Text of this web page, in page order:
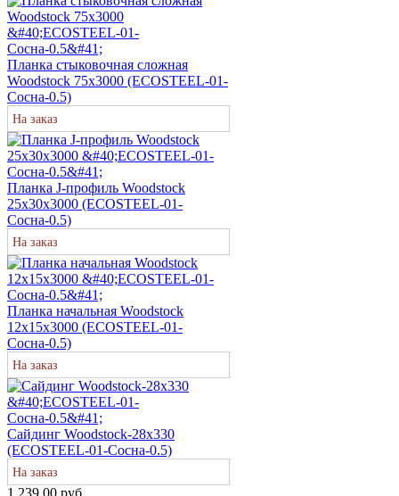
Планка стыковочная сложная
Woodstock 75х3000 (ECOSTEEL-01-
Сосна-0.5)
На заказ
Планка J-профиль Woodstock
25х30х3000 (ECOSTEEL-01-
Сосна-0.5)
На заказ
Планка начальная Woodstock
12х15х3000 (ECOSTEEL-01-
Сосна-0.5)
На заказ
Сайдинг Woodstock-28х330
(ECOSTEEL-01-Сосна-0.5)
На заказ
1 239.00 руб.